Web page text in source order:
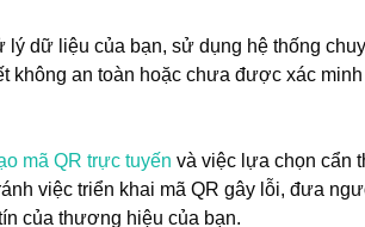
lý dữ liệu của bạn, sử dụng hệ thống
không an toàn hoặc chưa được xác
mã QR trực tuyến và việc lựa chọn cẩn
việc triển khai mã QR gây lỗi, đưa
của thương hiệu của bạn.